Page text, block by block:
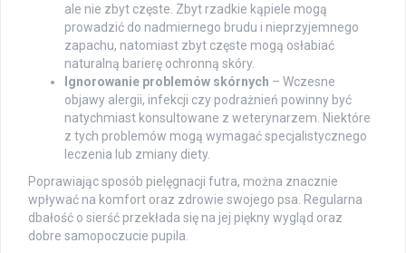
ale nie zbyt częste. Zbyt rzadkie kąpiele mogą
prowadzić do nadmiernego brudu i nieprzyjemnego
zapachu, natomiast zbyt częste mogą osłabiać
naturalną barierę ochronną skóry.
Ignorowanie problemów skórnych – Wczesne
objawy alergii, infekcji czy podrażnień powinny być
natychmiast konsultowane z weterynarzem. Niektóre
z tych problemów mogą wymagać specjalistycznego
leczenia lub zmiany diety.
Poprawiając sposób pielęgnacji futra, można znacznie
wpływać na komfort oraz zdrowie swojego psa. Regularna
dbałość o sierść przekłada się na jej piękny wygląd oraz
dobre samopoczucie pupila.